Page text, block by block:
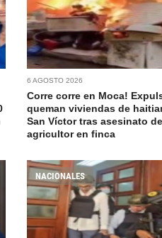
6 AGOSTO 2026
Corre corre en Moca!
queman viviendas de
San Víctor tras asesinato de
agricultor en finca
NACIONALES